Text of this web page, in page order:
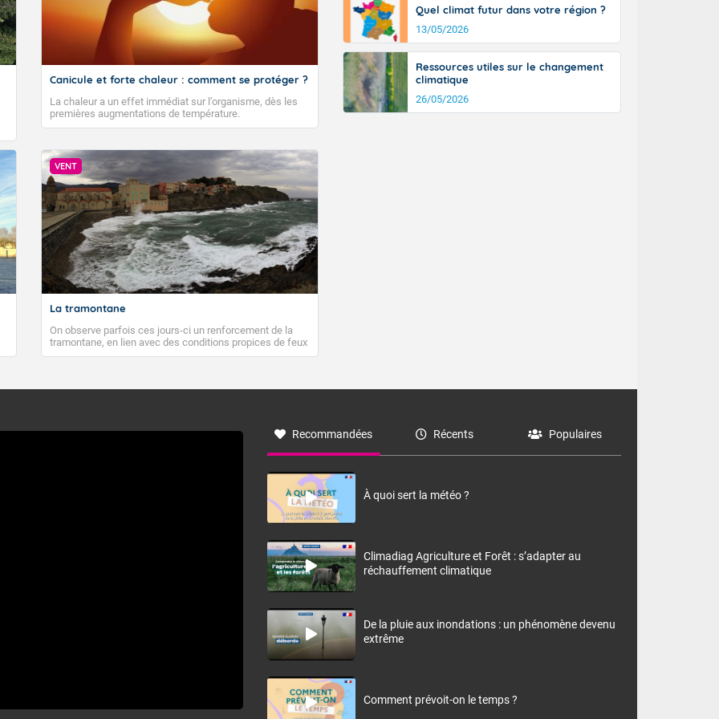
Canicule et forte chaleur : comment se protéger ?
La chaleur a un effet immédiat sur l’organisme, dès les
premières augmentations de température.
VENT
La tramontane
On observe parfois ces jours-ci un renforcement de la
tramontane, en lien avec des conditions propices de feux
de forêt. Mais qu'est-ce que la tramontane ? Quelles sont
à nord-ouest, dans un secteur qui part du Roussillon à la
monts, en allusion aux régions montagneuses d’où
Quel climat futur dans votre région ?
13/05/2026
Ressources utiles sur le changement
climatique
26/05/2026
Recommandées Récents Populaires
À quoi sert la météo ?
Climadiag Agriculture et Forêt : s’adapter au
réchauffement climatique
De la pluie aux inondations : un phénomène devenu
extrême
Comment prévoit-on le temps ?